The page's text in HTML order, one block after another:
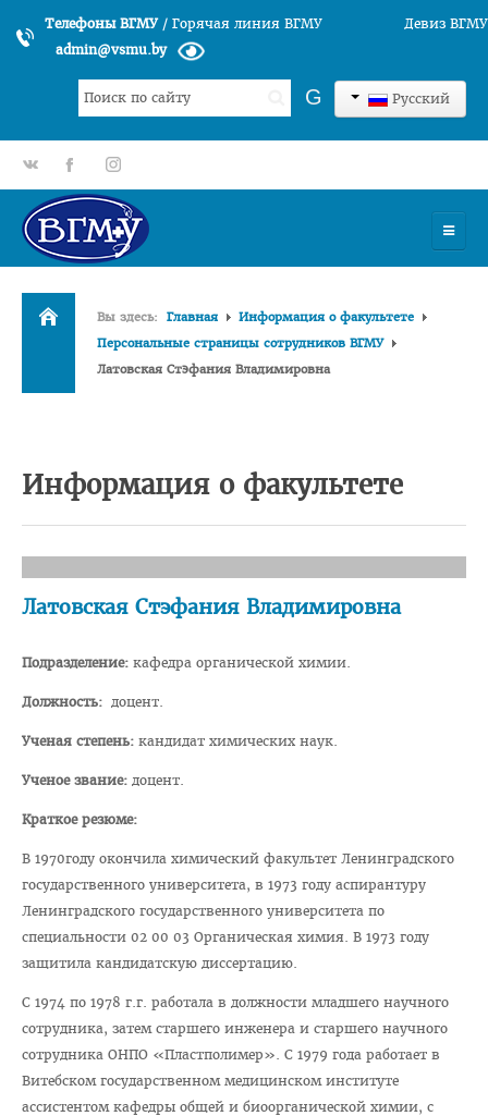
Телефоны ВГМУ/ Горячая линия ВГМУ
Девиз ВГМУ
admin@vsmu.by
Русский
Искать... G
gp fb tt
УНИВЕРСИТЕТ
История университета
Структура ВГМУ
Лечебный
Педиатрический факультет
Стоматологический
Повышения квалификации и переподготовки кадров
Подразделения
Система менеджмента качества
Идеологическая и воспитательная работа в вузе
Герои Беларуси
Спортивный клуб
Cоциально-педагогическая и психологическая служба
Вы здесь: Главная
Информация о факультете
Персональные страницы сотрудников ВГМУ
Латовская Стэфания Владимировна
Информация о факультете
Латовская Стэфания Владимировна
Подразделение: кафедра органической химии.
Должность: доцент.
Ученая степень: кандидат химических наук.
Ученое звание: доцент.
Краткое резюме:
В 1970году окончила химический факультет Ленинградского
государственного университета, в 1973 году аспирантуру
Ленинградского государственного университета по
специальности 02 00 03 Органическая химия. В 1973 году
защитила кандидатскую диссертацию.
С 1974 по 1978 г.г. работала в должности младшего научного
сотрудника, затем старшего инженера и старшего научного
сотрудника ОНПО «Пластполимер». С 1979 года работает в
Витебском государственном медицинском институте
ассистентом кафедры общей и биоорганической химии, с